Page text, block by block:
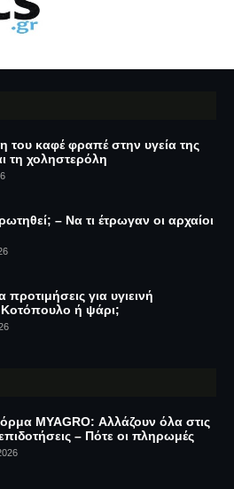
του καφέ φραπέ στην υγεία της
τη χοληστερόλη
– Να τι έτρωγαν οι αρχαίοι
προτιμήσεις για υγιεινή
ή ψάρι;
MYAGRO: Αλλάζουν όλα στις
– Πότε οι πληρωμές